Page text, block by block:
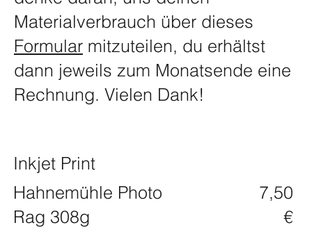
Inkjet Print
Hahnemühle Photo
Rag 308g
7,50
€
Materialverbrauch über dieses
Formularmitzuteilen, du erhältst
dann jeweils zum Monatsende eine
Rechnung. Vielen Dank!